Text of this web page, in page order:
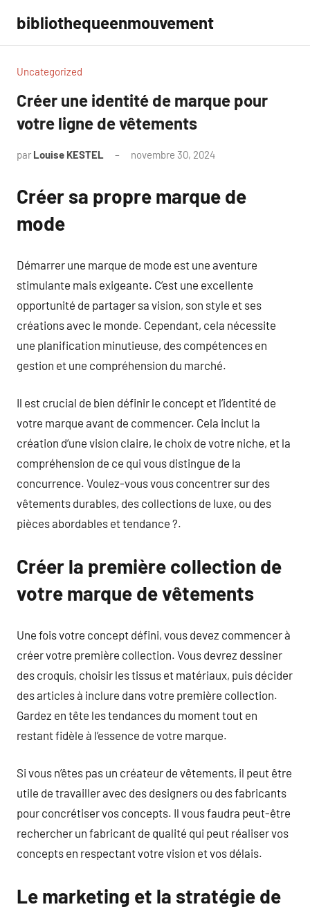
contenu
bibliothequeenmouvement
Uncategorized
Créer une identité de marque pour
votre ligne de vêtements
par Louise KESTEL novembre 30, 2024
Créer sa propre marque de
mode
Démarrer une marque de mode est une aventure
stimulante mais exigeante. C’est une excellente
opportunité de partager sa vision, son style et ses
créations avec le monde. Cependant, cela nécessite
une planification minutieuse, des compétences en
gestion et une compréhension du marché.
Il est crucial de bien définir le concept et l’identité de
votre marque avant de commencer. Cela inclut la
création d’une vision claire, le choix de votre niche, et la
compréhension de ce qui vous distingue de la
concurrence. Voulez-vous vous concentrer sur des
vêtements durables, des collections de luxe, ou des
pièces abordables et tendance ?.
Créer la première collection de
votre marque de vêtements
Une fois votre concept défini, vous devez commencer à
créer votre première collection. Vous devrez dessiner
des croquis, choisir les tissus et matériaux, puis décider
des articles à inclure dans votre première collection.
Gardez en tête les tendances du moment tout en
restant fidèle à l’essence de votre marque.
Si vous n’êtes pas un créateur de vêtements, il peut être
utile de travailler avec des designers ou des fabricants
pour concrétiser vos concepts. Il vous faudra peut-être
rechercher un fabricant de qualité qui peut réaliser vos
concepts en respectant votre vision et vos délais.
Le marketing et la stratégie de